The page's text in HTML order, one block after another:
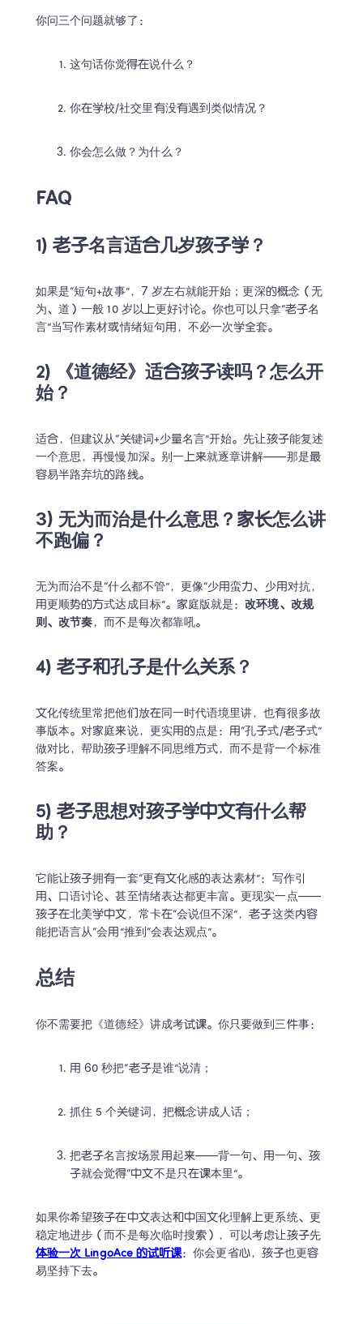
你问三个问题就够了：
这句话你觉得在说什么？
你在学校/社交里有没有遇到类似情况？
你会怎么做？为什么？
FAQ
1) 老子名言适合几岁孩子学？
如果是“短句+故事”，7 岁左右就能开始；更深的概念（无
为、道）一般 10 岁以上更好讨论。你也可以只拿“老子名
言”当写作素材或情绪短句用，不必一次学全套。
2) 《道德经》适合孩子读吗？怎么开
始？
适合，但建议从“关键词+少量名言”开始。先让孩子能复述
一个意思，再慢慢加深。别一上来就逐章讲解——那是最
容易半路弃坑的路线。
3) 无为而治是什么意思？家长怎么讲
不跑偏？
无为而治不是“什么都不管”，更像“少用蛮力、少用对抗，
用更顺势的方式达成目标”。家庭版就是：改环境、改规
则、改节奏，而不是每次都靠吼。
4) 老子和孔子是什么关系？
文化传统里常把他们放在同一时代语境里讲，也有很多故
事版本。对家庭来说，更实用的点是：用“孔子式/老子式”
做对比，帮助孩子理解不同思维方式，而不是背一个标准
答案。
5) 老子思想对孩子学中文有什么帮
助？
它能让孩子拥有一套“更有文化感的表达素材”：写作引
用、口语讨论、甚至情绪表达都更丰富。更现实一点——
孩子在北美学中文，常卡在“会说但不深”，老子这类内容
能把语言从“会用”推到“会表达观点”。
总结
你不需要把《道德经》讲成考试课。你只要做到三件事：
用 60 秒把“老子是谁”说清；
抓住 5 个关键词，把概念讲成人话；
把老子名言按场景用起来——背一句、用一句、孩
子就会觉得“中文不是只在课本里”。
如果你希望孩子在中文表达和中国文化理解上更系统、更
稳定地进步（而不是每次临时搜索），可以考虑让孩子先
体验一次 LingoAce 的试听课：你会更省心，孩子也更容
易坚持下去。